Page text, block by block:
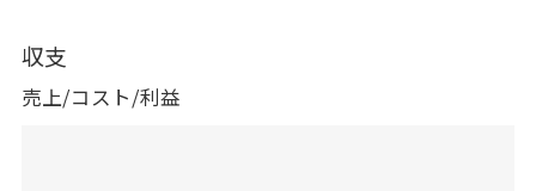
収支
売上/コスト/利益